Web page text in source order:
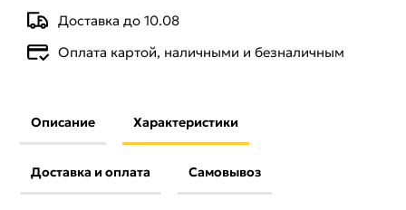
Доставка до 10.08
Оплата картой, наличными и безналичным
Описание Характеристики
Доставка и оплата Самовывоз